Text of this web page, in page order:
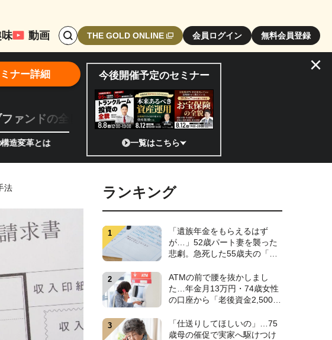
味 動画
検
索
エ
閉
ボ
ン
THE GOLD ONLINE 会員ログイン 無料会員登録
ァンドの全貌
は 半導体相場は次のステージへ。今、機関投資家が注視するポイントとは／
ナー詳細 今後開催予定のセミナー
一覧はこちら
×
法 ランキング
「遺族年金をもらえるはず
が…」52歳パート妻を襲った
悲劇。急死した55歳夫の「書
みに出た〈衝撃の秘密〉
【CFPが解説】
ATMの前で腰を抜かしまし
た…年金月13万円・74歳女性
の口座から「老後資金2,500万
ケは昼下がりの〈1本の電話〉
【弁護士が警鐘】
「仕送りしてほしいの」…75
歳母の催促で実家へ駆けつけ